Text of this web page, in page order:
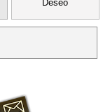
Deseo